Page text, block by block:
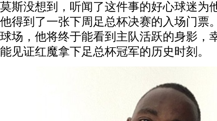
莫斯没想到，听闻了这件事的好心球迷为
他得到了一张下周足总杯决赛的入场门票
球场，他将终于能看到主队活跃的身影，
能见证红魔拿下足总杯冠军的历史时刻。